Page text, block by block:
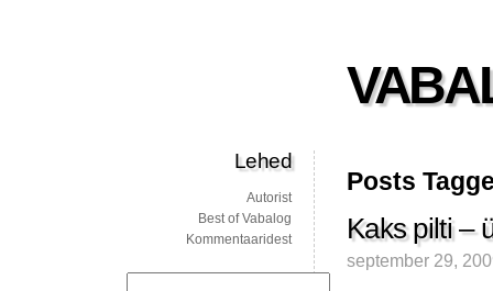
Posts
Kaks pilti –
september 29,
Lehed
Autorist
Best of Vabalog
Kommentaaridest